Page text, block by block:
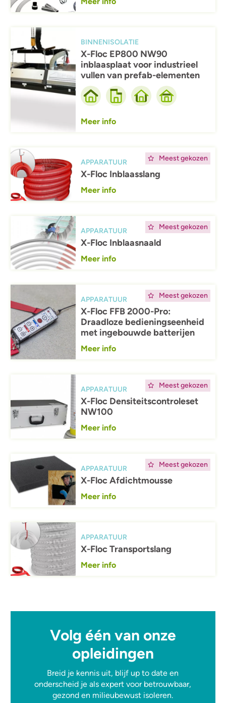
Afbeelding
BINNENISOLATIE
X-Floc EP800 NW90
inblaasplaat voor industrieel
vullen van prefab-elementen
Meer info
Meest gekozen
Afbeelding
APPARATUUR
X-Floc Inblaasslang
Meer info
Meest gekozen
Afbeelding
APPARATUUR
X-Floc Inblaasnaald
Meer info
Meest gekozen
APPARATUUR
X-Floc FFB 2000-Pro:
Draadloze bedieningseenheid
met ingebouwde batterijen
Meer info
Meest gekozen
APPARATUUR
X-Floc Densiteitscontroleset
NW100
Meer info
Meest gekozen
Afbeelding
APPARATUUR
X-Floc Afdichtmousse
Meer info
Afbeelding
APPARATUUR
X-Floc Transportslang
Meer info
Volg één van onze
opleidingen
Breid je kennis uit, blijf up to date en
onderscheid je als expert voor betrouwbaar,
gezond en milieubewust isoleren.